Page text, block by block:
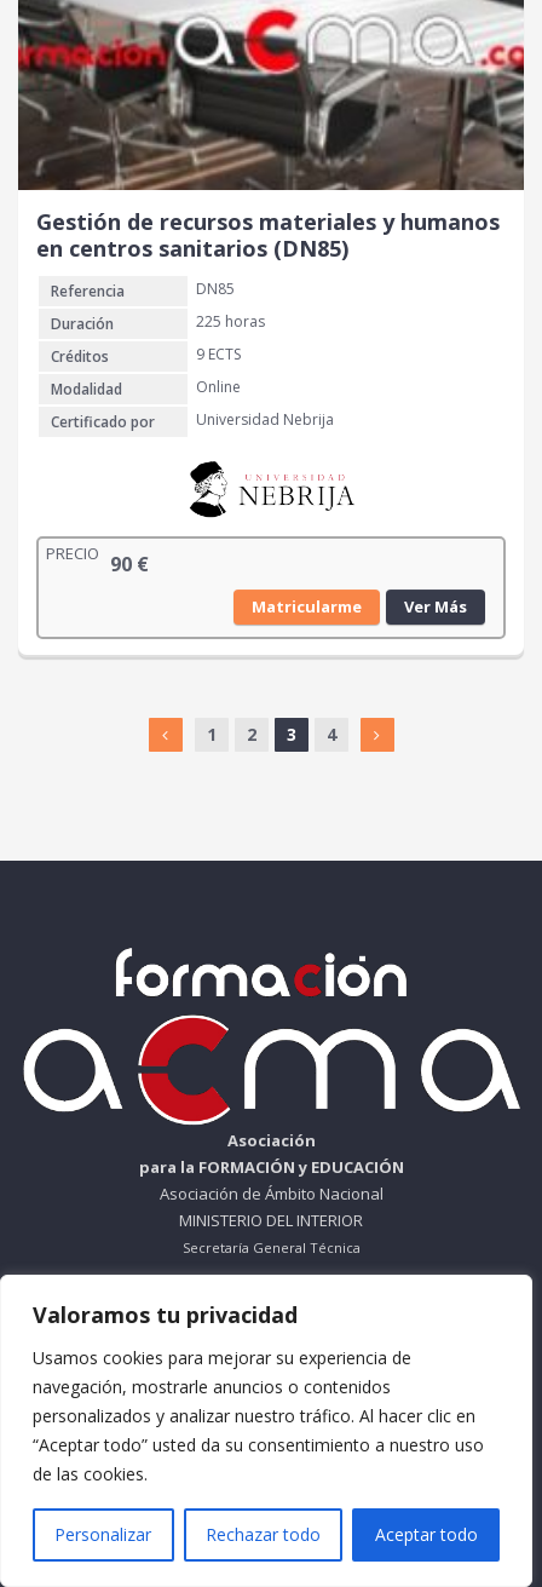
Valoramos tu privacidad
Usamos cookies para mejorar su experiencia de
navegación, mostrarle anuncios o contenidos
personalizados y analizar nuestro tráfico. Al hacer clic en
“Aceptar todo” usted da su consentimiento a nuestro uso
de las cookies.
Personalizar Rechazar todo Aceptar todo
Gestión de recursos materiales y humanos
en centros sanitarios (DN85)
Referencia
DN85
Duración
225 horas
Créditos
9 ECTS
Modalidad
Online
Certificado por
Universidad Nebrija
PRECIO 90 €
Matricularme Ver Más
1 2 3 4
Asociación
para la FORMACIÓN y EDUCACIÓN
Asociación de Ámbito Nacional
MINISTERIO DEL INTERIOR
Secretaría General Técnica
Nº Registro 612695
Teléfono: 953 56 83 66
Horario Mañana: De Lunes a Viernes
9:30 a 13:30
Horario Tarde: De Lunes a Jueves
16:30 a 18:30